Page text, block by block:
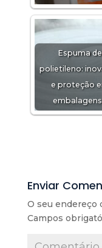
Espuma de
polietileno:
e proteção
Enviar
O seu endereço
Campos